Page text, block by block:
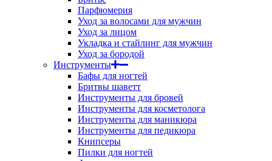
Парфюмерия
Уход за волосами для мужчин
Уход за лицом
Укладка и стайлинг для мужчин
Уход за бородой
Инструменты
Бафы для ногтей
Бритвы шаветт
Инструменты для бровей
Инструменты для косметолога
Инструменты для маникюра
Инструменты для педикюра
Книпсеры
Пилки для ногтей